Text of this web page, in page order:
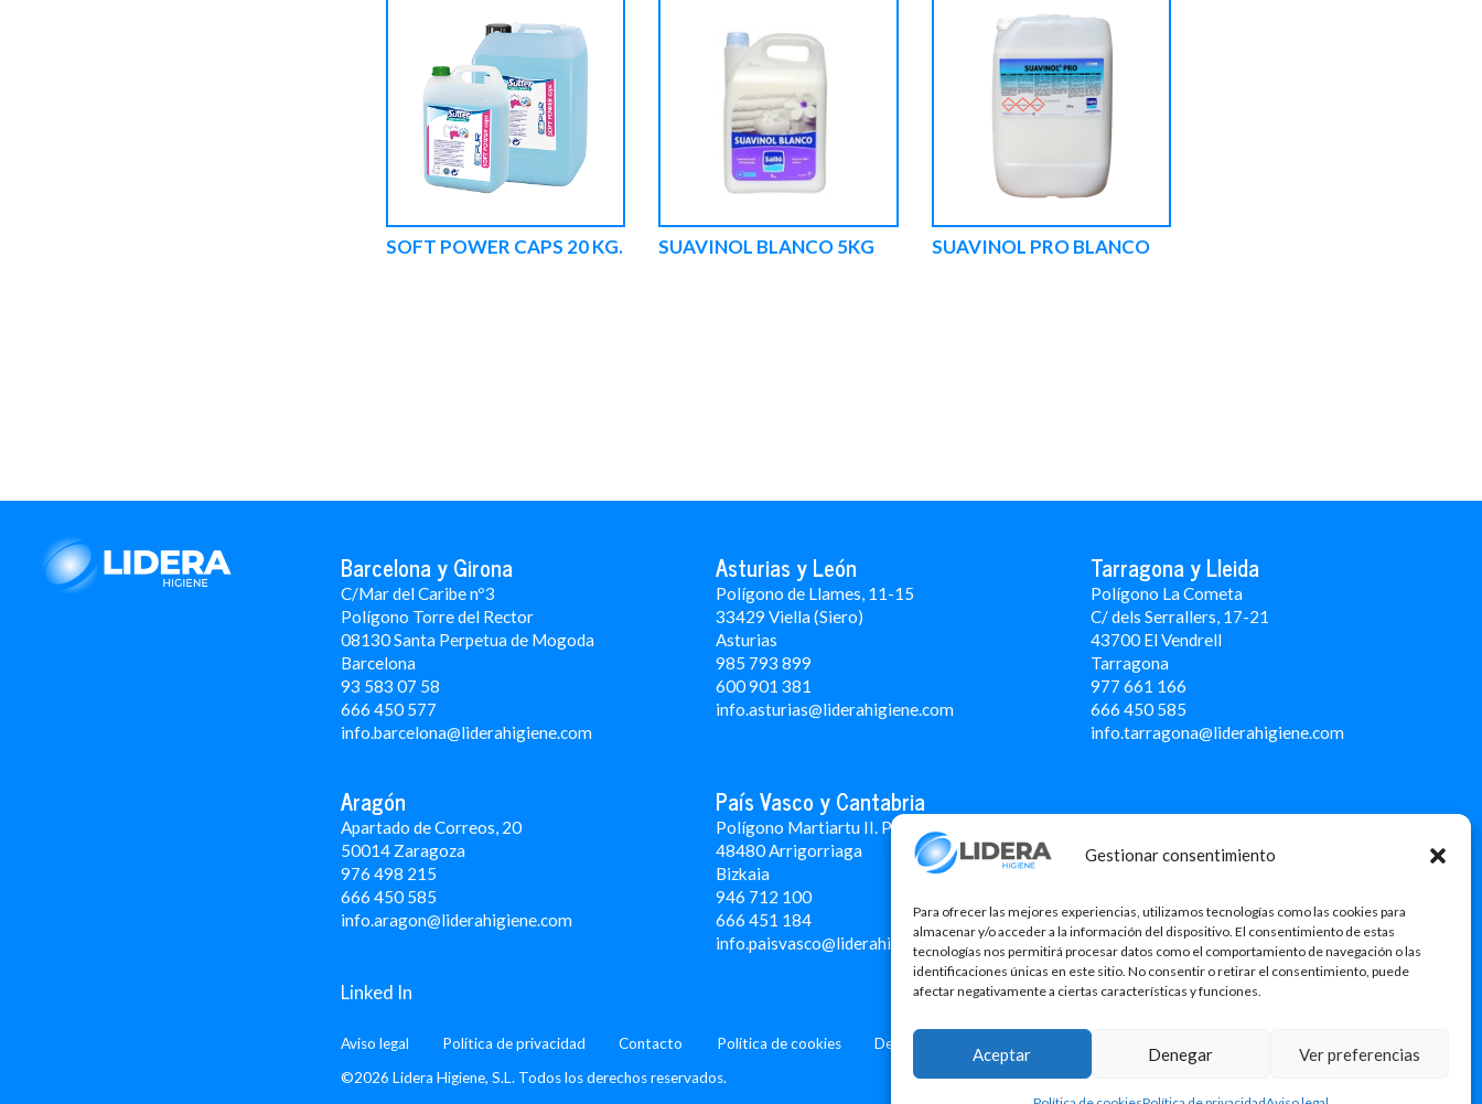
Gestionar consentimiento
Para ofrecer las mejores experiencias, utilizamos tecnologías como las cookies para
almacenar y/o acceder a la información del dispositivo. El consentimiento de estas
tecnologías nos permitirá procesar datos como el comportamiento de navegación o las
identificaciones únicas en este sitio. No consentir o retirar el consentimiento, puede
afectar negativamente a ciertas características y funciones.
Aceptar Denegar Ver preferencias
SOFT POWER CAPS 20 KG. SUAVINOL BLANCO 5KG SUAVINOL PRO BLANCO
Barcelona y Girona
C/Mar del Caribe nº3
Polígono Torre del Rector
08130 Santa Perpetua de Mogoda
Barcelona
93 583 07 58
666 450 577
info.barcelona@liderahigiene.com
Asturias y León
Polígono de Llames, 11-15
33429 Viella (Siero)
Asturias
985 793 899
600 901 381
info.asturias@liderahigiene.com
Tarragona y Lleida
Polígono La Cometa
C/ dels Serrallers, 17-21
43700 El Vendrell
Tarragona
977 661 166
666 450 585
info.tarragona@liderahigiene.com
Aragón
Apartado de Correos, 20
50014 Zaragoza
976 498 215
666 450 585
info.aragon@liderahigiene.com
País Vasco y Cantabria
Polígono Martiartu II. Pabellón 4A
48480 Arrigorriaga
Bizkaia
946 712 100
666 451 184
info.paisvasco@liderahigiene.com
Linked In
Aviso legal Política de privacidad Contacto Política de cookies
Design: MgComunicació
©2026 Lidera Higiene, S.L. Todos los derechos reservados.